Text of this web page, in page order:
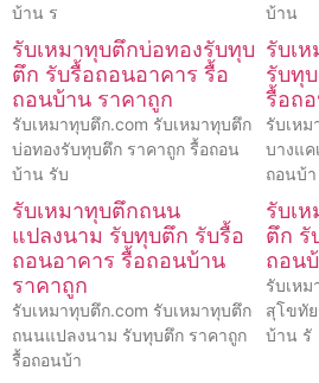
บ้าน ร
บ้าน
รับเหมาทุบตึกบ่อทองรับทุบ
ตึก รับรื้อถอนอาคาร รื้อ
ถอนบ้าน ราคาถูก
รับเหมาทุบตึก.com รับเหมาทุบตึก
บ่อทองรับทุบตึก ราคาถูก รื้อถอน
บ้าน รับ
รับเ
รับทุ
รื้อถ
รับเห
บางแค
ถอนบ้า
รับเหมาทุบตึกถนน
แปลงนาม รับทุบตึก รับรื้อ
ถอนอาคาร รื้อถอนบ้าน
ราคาถูก
รับเหมาทุบตึก.com รับเหมาทุบตึก
ถนนแปลงนาม รับทุบตึก ราคาถูก
รื้อถอนบ้า
รับเ
ตึก รั
ถอน
รับเห
สุโขทั
บ้าน รั